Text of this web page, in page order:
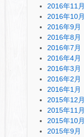
2016年11月
2016年10月
2016年9月
2016年8月
2016年7月
2016年4月
2016年3月
2016年2月
2016年1月
2015年12月
2015年11月
2015年10月
2015年9月